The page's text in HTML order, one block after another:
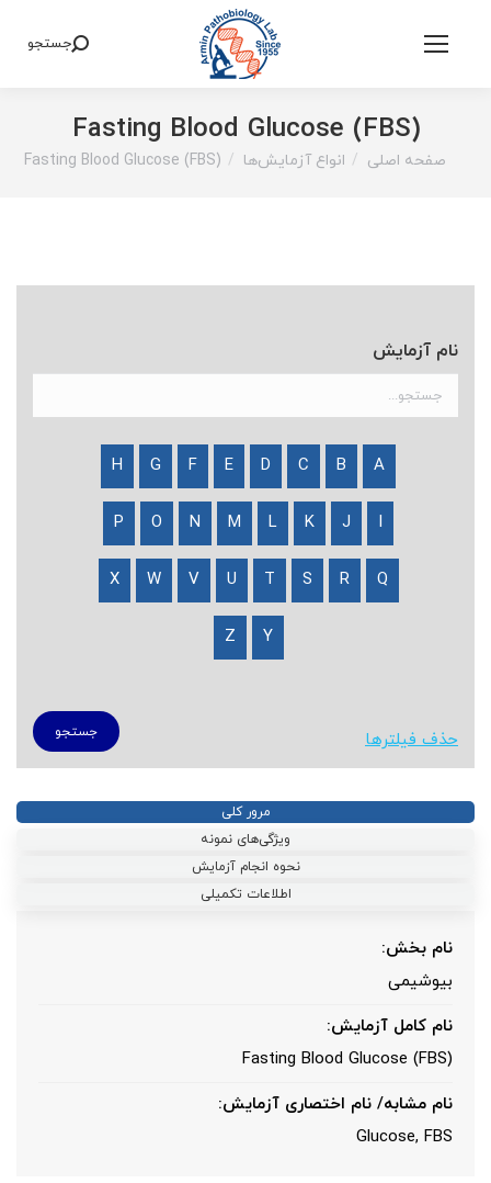
Search:
جستجو
(FBS) Fasting Blood Glucose
You are here:
صفحه اصلی انواع آزمایش‌ها (FBS) Fasting Blood Glucose
نام آزمایش
A
B
C
D
E
F
G
H
I
J
K
L
M
N
O
P
Q
R
S
T
U
V
W
X
Y
Z
حذف فیلترها
مرور کلی
ویژگی‌های نمونه
نحوه انجام آزمایش
اطلاعات تکمیلی
نام بخش:
بیوشیمی
نام کامل آزمایش:
(FBS) Fasting Blood Glucose
نام مشابه/ نام اختصاری آزمایش:
Glucose, FBS